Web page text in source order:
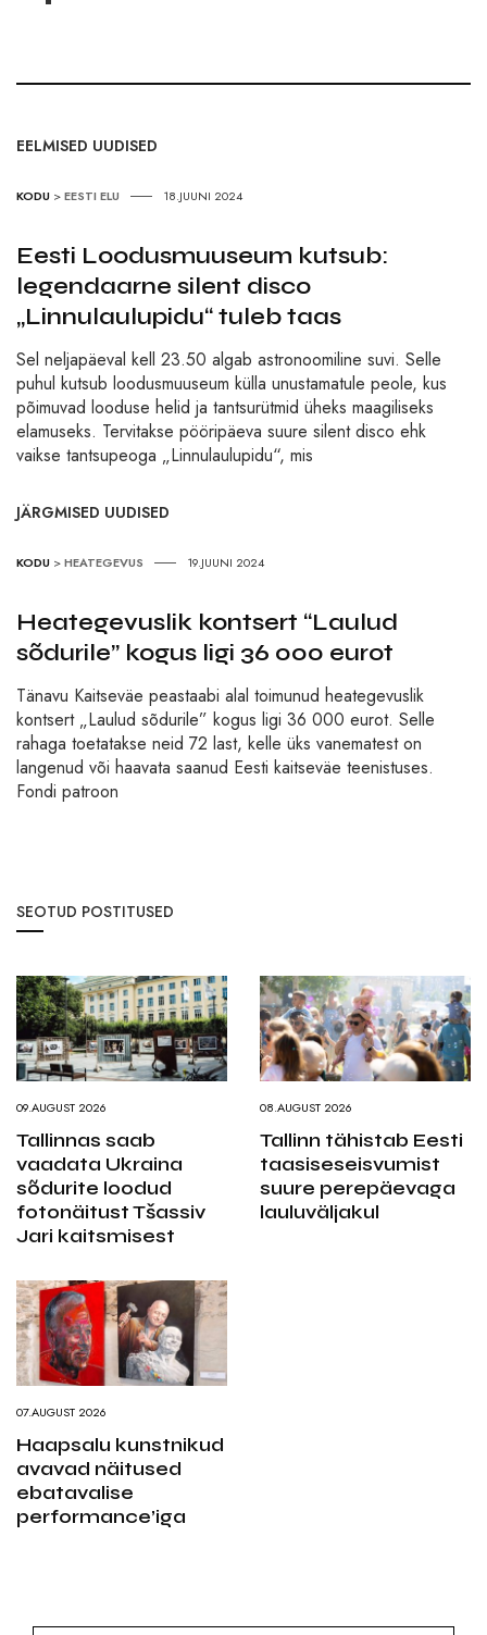
EELMISED UUDISED
KODU >EESTI ELU 18.JUUNI 2024
Eesti Loodusmuuseum kutsub:
legendaarne silent disco
„Linnulaulupidu“ tuleb taas
Sel neljapäeval kell 23.50 algab astronoomiline suvi. Selle
puhul kutsub loodusmuuseum külla unustamatule peole, kus
põimuvad looduse helid ja tantsurütmid üheks maagiliseks
elamuseks. Tervitakse pööripäeva suure silent disco ehk
vaikse tantsupeoga „Linnulaulupidu“, mis
JÄRGMISED UUDISED
KODU >HEATEGEVUS 19.JUUNI 2024
Heategevuslik kontsert “Laulud
sõdurile” kogus ligi 36 000 eurot
Tänavu Kaitseväe peastaabi alal toimunud heategevuslik
kontsert „Laulud sõdurile” kogus ligi 36 000 eurot. Selle
rahaga toetatakse neid 72 last, kelle üks vanematest on
langenud või haavata saanud Eesti kaitseväe teenistuses.
Fondi patroon
SEOTUD POSTITUSED
09.AUGUST 2026
Tallinnas saab
vaadata Ukraina
sõdurite loodud
fotonäitust Tšassiv
Jari kaitsmisest
08.AUGUST 2026
Tallinn tähistab Eesti
taasiseseisvumist
suure perepäevaga
lauluväljakul
07.AUGUST 2026
Haapsalu kunstnikud
avavad näitused
ebatavalise
performance’iga